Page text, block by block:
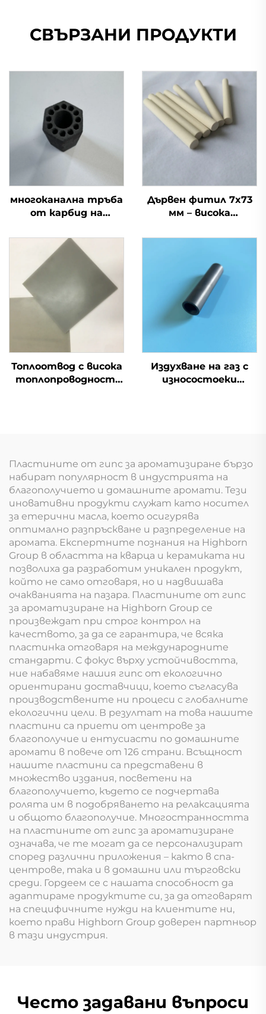
СВЪРЗАНИ ПРОДУКТИ
многоканална тръба
от карбид на
топлообмен от
карбид на силиций
Дървен фитил 7x73
мм – висока
керамичен смесен
против комари
Топлоотвод с висока
топлопроводност,
Издухване на газ с
износостоеки
Пластините от гипс за ароматизиране бързо
набират популярност в индустрията на
благополучието и домашните аромати. Тези
иновативни продукти служат като носител
за етерични масла, което осигурява
оптимално разпръскване и разпределение на
аромата. Експертните познания на Highborn
Group в областта на кварца и керамиката ни
позволиха да разработим уникален продукт,
който не само отговаря, но и надвишава
очакванията на пазара. Пластините от гипс
за ароматизиране на Highborn Group се
произвеждат при строг контрол на
качеството, за да се гарантира, че всяка
пластинка отговаря на международните
стандарти. С фокус върху устойчивостта,
ние набавяме нашия гипс от екологично
ориентирани доставчици, което съгласува
производствените ни процеси с глобалните
екологични цели. В резултат на това нашите
пластини са приети от центрове за
благополучие и ентусиасти по домашните
аромати в повече от 126 страни. Всъщност
нашите пластини са представени в
множество издания, посветени на
благополучието, където се подчертава
ролята им в подобряването на релаксацията
и общото благополучие. Многостранността
на пластините от гипс за ароматизиране
означава, че те могат да се персонализират
според различни приложения – както в спа-
центрове, така и в домашни или търговски
среди. Гордеем се с нашата способност да
адаптираме продуктите си, за да отговарят
на специфичните нужди на клиентите ни,
което прави Highborn Group доверен партньор
в тази индустрия.
Често задавани въпроси